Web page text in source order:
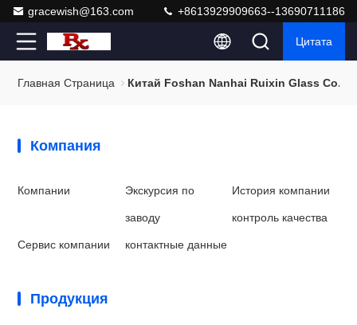
gracewish@163.com +8613929909663--13690711186
Цитата
Главная Страница Китай Foshan Nanhai Ruixin Glass Co.,
Компания
Компании Экскурсия по
заводу
История компании
контроль качества
Сервис компании контактные данные
Продукция